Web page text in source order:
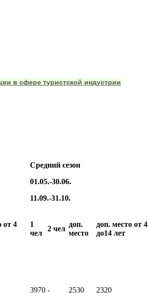
в сфере туристской индустрии
Средний сезон
01.05.-30.06.
11.09.-31.10.
от 4
1
чел
2 чел
доп.
место
доп. место от 4
до14 лет
3970 - 2530 2320